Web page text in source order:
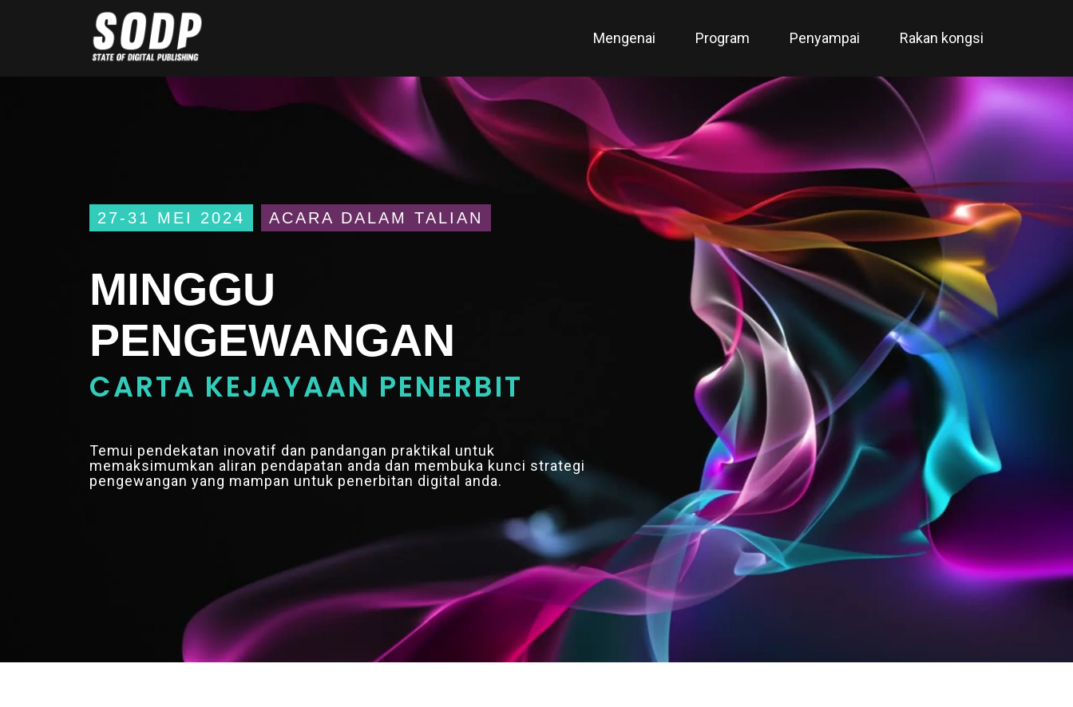
Mengenai Program Penyampai Rakan kongsi
27-31 MEI 2024 ACARA DALAM TALIAN
MINGGU
PENGEWANGAN
CARTA KEJAYAAN PENERBIT
Temui pendekatan inovatif dan pandangan praktikal untuk
memaksimumkan aliran pendapatan anda dan membuka kunci strategi
pengewangan yang mampan untuk penerbitan digital anda.